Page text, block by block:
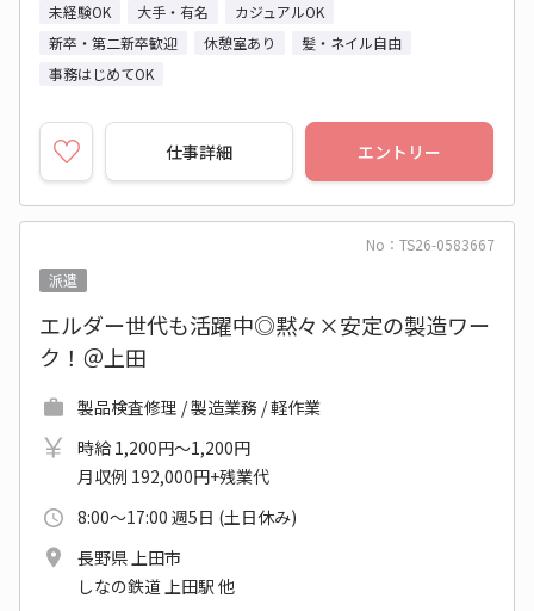
未経験OK 大手・有名
カジュアルOK
新卒・第二新卒歓迎
休憩室あり
髪・ネイル自由
事務はじめてOK
仕事詳細 エントリー
No：TS26-0583667
派遣
エルダー世代も活躍中◎黙々×安定の製造ワー
ク！＠上田
製品検査修理 / 製造業務 / 軽作業
時給 1,200円～1,200円
月収例 192,000円+残業代
8:00～17:00 週5日 (土日休み)
長野県 上田市
しなの鉄道 上田駅 他